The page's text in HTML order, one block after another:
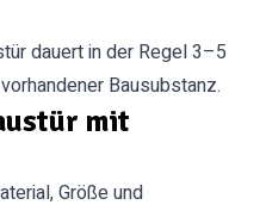
dauert in der Regel 3–5
Bausubstanz.
mit
Größe und